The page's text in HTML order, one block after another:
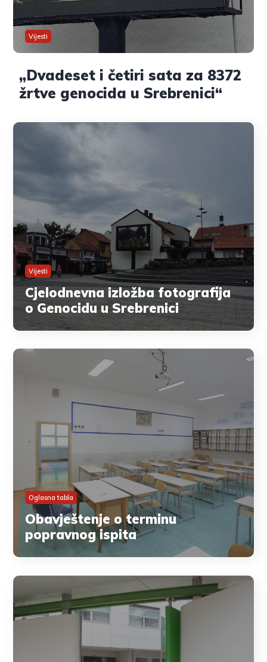
Vijesti
„Dvadeset i četiri sata za 8372
žrtve genocida u Srebrenici“
Vijesti
Cjelodnevna izložba fotografija
o Genocidu u Srebrenici
Oglasna tabla
Obavještenje o terminu
popravnog ispita